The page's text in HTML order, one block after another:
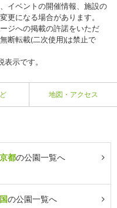
イベントの開催情報、施設の
更になる場合があります。
ジへの掲載の許諾をいただ
断転載(二次使用)は禁止で
示です。
地図・アクセス
都の公園一覧へ
の公園一覧へ